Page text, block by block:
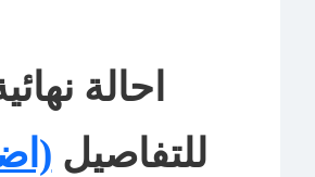
احالة
للتفاصيل